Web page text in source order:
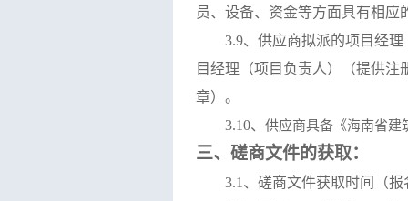
员、设备、资金等方面具有相应
3.9、供应商拟派的项目经理
目经理 （项目负责人） （提供注
章）。
3.10、 供应商具备《海南省建
三、磋商文件的获取：
3.1、磋商文件获取时间（